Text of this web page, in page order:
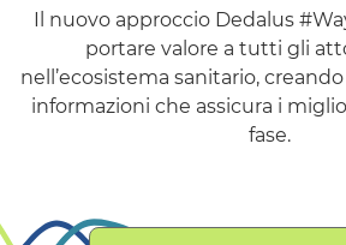
Il nuovo approccio Dedalus #
portare valore a tutti gli
nell’ecosistema sanitario,
informazioni che assicura i
fase.